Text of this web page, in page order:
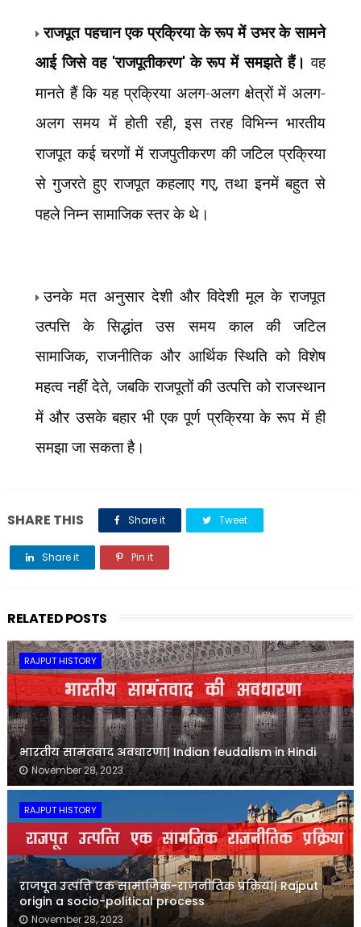
राजपूत पहचान एक प्रक्रिया के रूप में उभर के सामने
आई जिसे वह 'राजपूतीकरण'के रूप में समझते हैं। वह
मानते हैं कि यह प्रक्रिया अलग-अलग क्षेत्रों में अलग-
अलग समय में होती रही,इस तरह विभिन्न भारतीय
राजपूत कई चरणों में राजपुतीकरण की जटिल प्रक्रिया
से गुजरते हुए राजपूत कहलाए गए,तथा इनमें बहुत से
पहले निम्न सामाजिक स्तर के थे।
उनके मत अनुसार देशी और विदेशी मूल के राजपूत
उत्पत्ति के सिद्धांत उस समय काल की जटिल
सामाजिक,राजनीतिक और आर्थिक स्थिति को विशेष
महत्व नहीं देते,जबकि राजपूतों की उत्पत्ति को राजस्थान
में और उसके बहार भी एक पूर्ण प्रक्रिया के रूप में ही
समझा जा सकता है।
SHARE THIS Share it Tweet
Share it Pin it
RELATED POSTS
RAJPUT HISTORY
भारतीय सामंतवाद अवधारणा| Indian feudalism in Hindi
November 28, 2023
RAJPUT HISTORY
राजपूत उत्पत्ति एक सामाजिक-राजनीतिक प्रक्रिया| Rajput
origin a socio-political process
November 28, 2023